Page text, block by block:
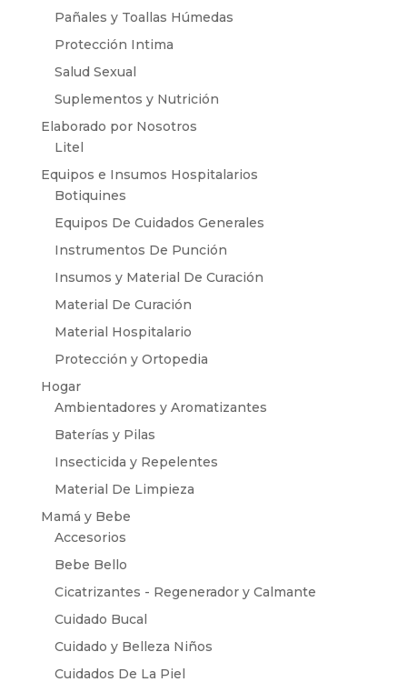
Pañales y Toallas Húmedas
Protección Intima
Salud Sexual
Suplementos y Nutrición
Elaborado por Nosotros
Litel
Equipos e Insumos Hospitalarios
Botiquines
Equipos De Cuidados Generales
Instrumentos De Punción
Insumos y Material De Curación
Material De Curación
Material Hospitalario
Protección y Ortopedia
Hogar
Ambientadores y Aromatizantes
Baterías y Pilas
Insecticida y Repelentes
Material De Limpieza
Mamá y Bebe
Accesorios
Bebe Bello
Cicatrizantes - Regenerador y Calmante
Cuidado Bucal
Cuidado y Belleza Niños
Cuidados De La Piel